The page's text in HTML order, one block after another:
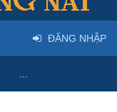
ĐĂNG NHẬP